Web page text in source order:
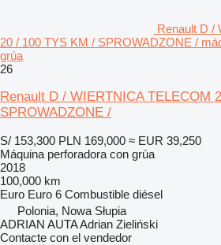
Renault D /
20 / 100 TYS KM / SPROWADZONE /
grúa
26
Renault D / WIERTNICA TELECOM
SPROWADZONE /
S/ 153,300 PLN 169,000 ≈ EUR 39,250
Máquina perforadora con grúa
2018
100,000 km
Euro Euro 6 Combustible diésel
Polonia, Nowa Słupia
ADRIAN AUTA Adrian Zieliński
Contacte con el vendedor